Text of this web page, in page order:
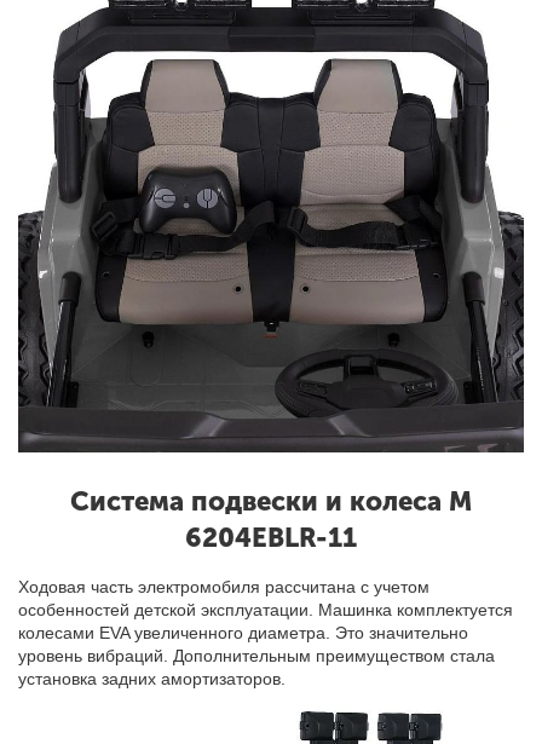
Система подвески и колеса M
6204EBLR-11
Ходовая часть электромобиля рассчитана с учетом
особенностей детской эксплуатации. Машинка комплектуется
колесами EVA увеличенного диаметра. Это значительно
уровень вибраций. Дополнительным преимуществом стала
установка задних амортизаторов.